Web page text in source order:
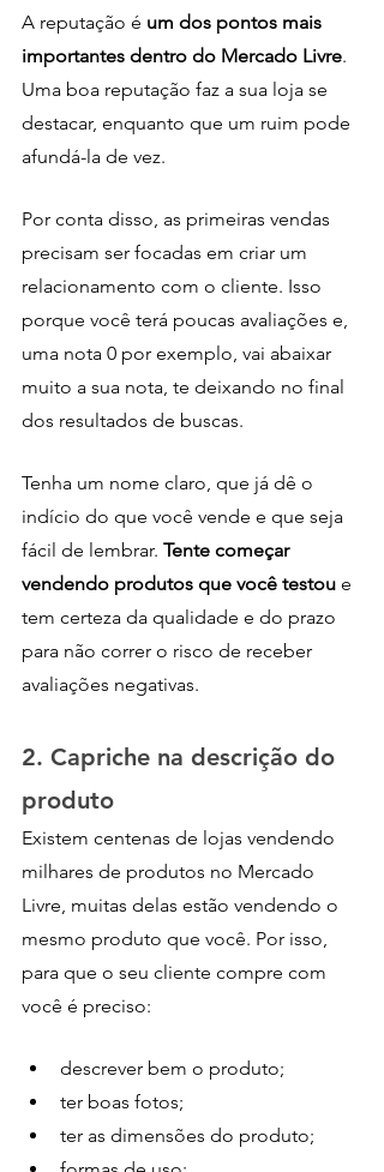
A reputação é um dos pontos mais
importantes dentro do Mercado Livre.
Uma boa reputação faz a sua loja se
destacar, enquanto que um ruim pode
afundá-la de vez.
Por conta disso, as primeiras vendas
precisam ser focadas em criar um
relacionamento com o cliente. Isso
porque você terá poucas avaliações e,
uma nota 0 por exemplo, vai abaixar
muito a sua nota, te deixando no final
dos resultados de buscas.
Tenha um nome claro, que já dê o
indício do que você vende e que seja
fácil de lembrar. Tente começar
vendendo produtos que você testou e
tem certeza da qualidade e do prazo
para não correr o risco de receber
avaliações negativas.
2. Capriche na descrição do
produto
Existem centenas de lojas vendendo
milhares de produtos no Mercado
Livre, muitas delas estão vendendo o
mesmo produto que você. Por isso,
para que o seu cliente compre com
você é preciso:
descrever bem o produto;
ter boas fotos;
ter as dimensões do produto;